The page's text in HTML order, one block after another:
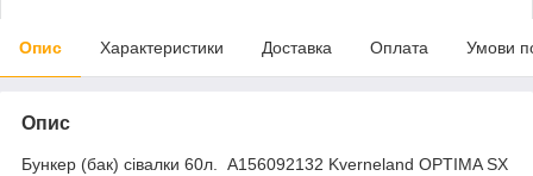
Опис Характеристики Доставка Оплата Умови
Опис
Бункер (бак) сівалки 60л. A156092132 Kverneland OPTIMA SX